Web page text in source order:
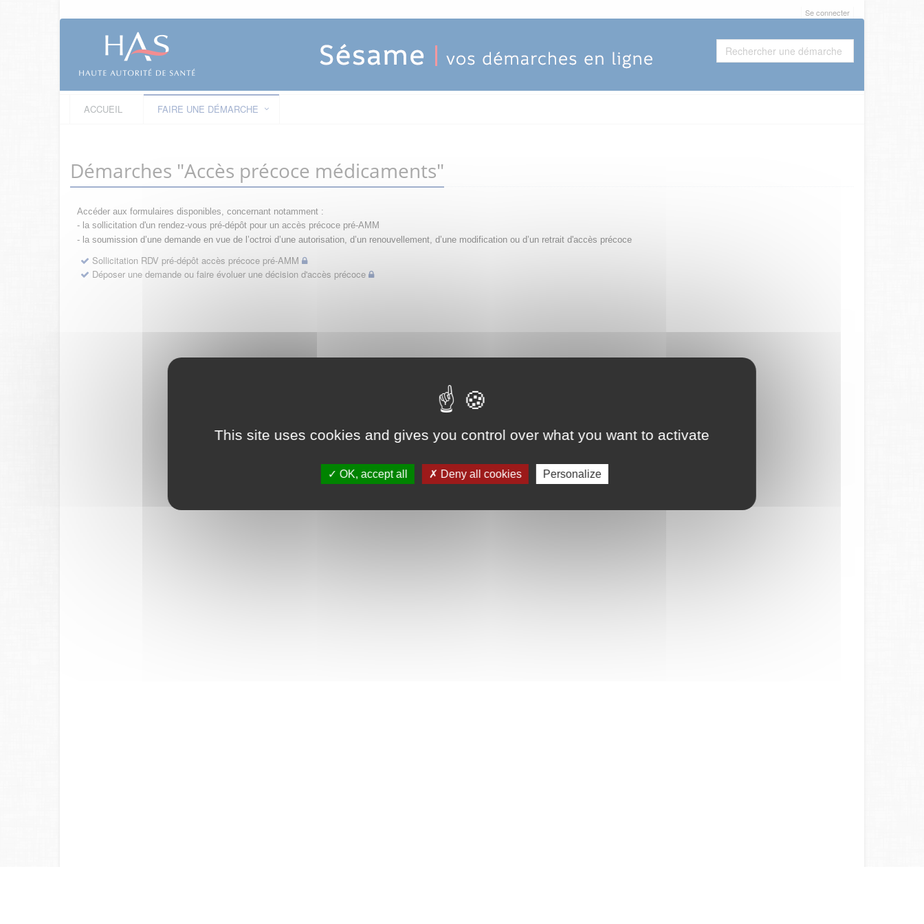
This site uses cookies and gives you control over what you want to activate
OK, accept all Deny all cookies Personalize
Se connecter
ACCUEIL FAIRE UNE DÉMARCHE
Démarches "Accès précoce médicaments"
Accéder aux formulaires disponibles, concernant notamment :
- la sollicitation d'un rendez-vous pré-dépôt pour un accès précoce pré-AMM
- la soumission d’une demande en vue de l’octroi d’une autorisation, d’un renouvellement, d’une modification ou d’un retrait d'accès précoce
Sollicitation RDV pré-dépôt accès précoce pré-AMM
Déposer une demande ou faire évoluer une décision d'accès précoce